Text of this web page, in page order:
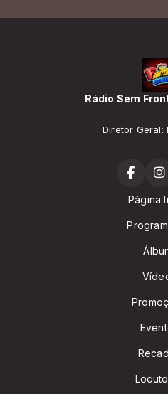
Rádio Sem
Diretor Geral:
Página